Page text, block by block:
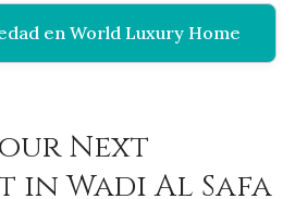
en World Luxury Home
Next
in Wadi Al Safa